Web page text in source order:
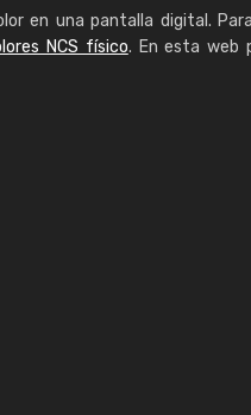
en una pantalla digital.
NCS físico. En esta web